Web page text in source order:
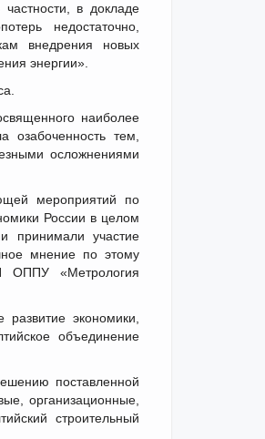
в докладе
недостаточно,
внедрения новых
энергии».
наиболее
озабоченность тем,
осложнениями
мероприятий по
России в целом
принимали участие
мнение по этому
«Метрология
экономики,
объединение
поставленной
организационные,
строительный